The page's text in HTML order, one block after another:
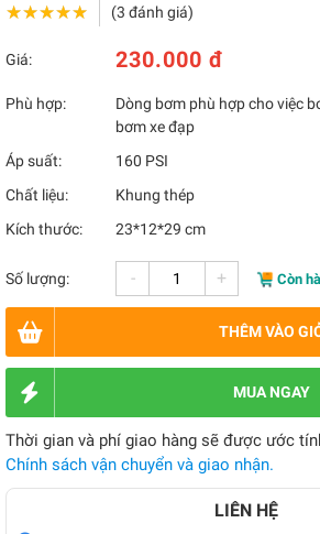
★★★★★
★★★★★ (3 đánh giá)
Giá: 230.000 đ
Phù hợp:
Dòng bơm phù hợp cho việc
bơm xe đạp
Áp suất:
160 PSI
Chất liệu:
Khung thép
Kích thước:
23*12*29 cm
Số lượng: - + Còn
THÊM VÀO
MUA NGAY
Thời gian và phí giao hàng sẽ được ước
Chính sách vận chuyển và giao nhận.
LIÊN HỆ